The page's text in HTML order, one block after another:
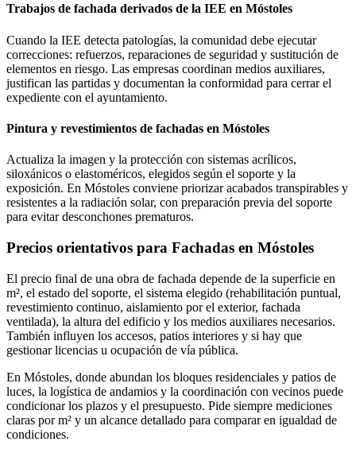
Trabajos de fachada derivados de la IEE en Móstoles
Cuando la IEE detecta patologías, la comunidad debe ejecutar
correcciones: refuerzos, reparaciones de seguridad y sustitución de
elementos en riesgo. Las empresas coordinan medios auxiliares,
justifican las partidas y documentan la conformidad para cerrar el
expediente con el ayuntamiento.
Pintura y revestimientos de fachadas en Móstoles
Actualiza la imagen y la protección con sistemas acrílicos,
siloxánicos o elastoméricos, elegidos según el soporte y la
exposición. En Móstoles conviene priorizar acabados transpirables y
resistentes a la radiación solar, con preparación previa del soporte
para evitar desconchones prematuros.
Precios orientativos para Fachadas en Móstoles
El precio final de una obra de fachada depende de la superficie en
m², el estado del soporte, el sistema elegido (rehabilitación puntual,
revestimiento continuo, aislamiento por el exterior, fachada
ventilada), la altura del edificio y los medios auxiliares necesarios.
También influyen los accesos, patios interiores y si hay que
gestionar licencias u ocupación de vía pública.
En Móstoles, donde abundan los bloques residenciales y patios de
luces, la logística de andamios y la coordinación con vecinos puede
condicionar los plazos y el presupuesto. Pide siempre mediciones
claras por m² y un alcance detallado para comparar en igualdad de
condiciones.